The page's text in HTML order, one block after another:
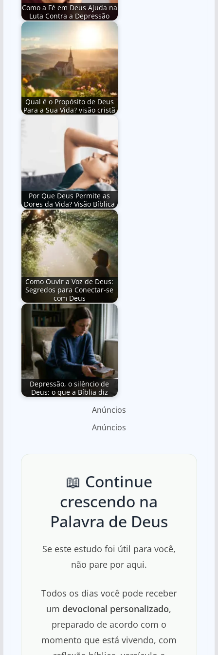
Como a Fé em Deus Ajuda na
Luta Contra a Depressão
Qual é o Propósito de Deus
Para a Sua Vida? visão cristã
Por Que Deus Permite as
Dores da Vida? Visão Bíblica
Como Ouvir a Voz de Deus:
Segredos para Conectar-se
com Deus
Depressão, o silêncio de
Deus: o que a Bíblia diz
Anúncios
Anúncios
📖 Continue
crescendo na
Palavra de Deus
Se este estudo foi útil para você,
não pare por aqui.
Todos os dias você pode receber
um devocional personalizado,
preparado de acordo com o
momento que está vivendo, com